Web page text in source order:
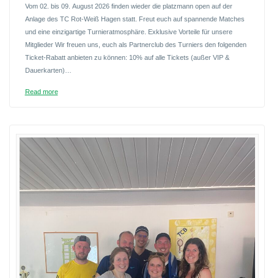
Vom 02. bis 09. August 2026 finden wieder die platzmann open auf der
Anlage des TC Rot-Weiß Hagen statt. Freut euch auf spannende Matches
und eine einzigartige Turnieratmosphäre. Exklusive Vorteile für unsere
Mitglieder Wir freuen uns, euch als Partnerclub des Turniers den folgenden
Ticket-Rabatt anbieten zu können: 10% auf alle Tickets (außer VIP &
Dauerkarten)…
Read more